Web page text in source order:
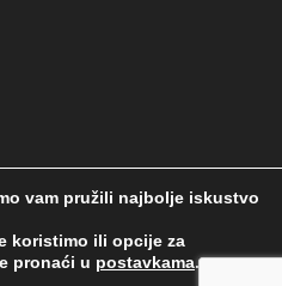
Upotreba kolačića
vam pružili najbolje iskustvo
koristimo ili opcije za
pronaći u postavkama.